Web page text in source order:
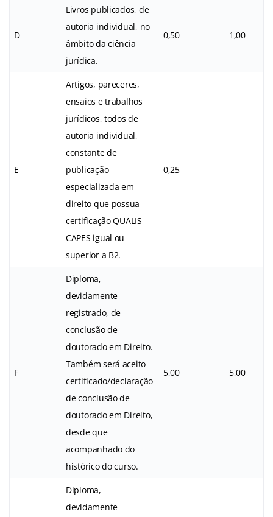
D
Livros publicados, de
autoria individual, no
âmbito da ciência
jurídica.
0,50 1,00
E
Artigos, pareceres,
ensaios e trabalhos
jurídicos, todos de
autoria individual,
constante de
publicação
especializada em
direito que possua
certificação QUALIS
CAPES igual ou
superior a B2.
0,25
F
Diploma,
devidamente
registrado, de
conclusão de
doutorado em Direito.
Também será aceito
certificado/declaração
de conclusão de
doutorado em Direito,
desde que
acompanhado do
histórico do curso.
5,00 5,00
Diploma,
devidamente